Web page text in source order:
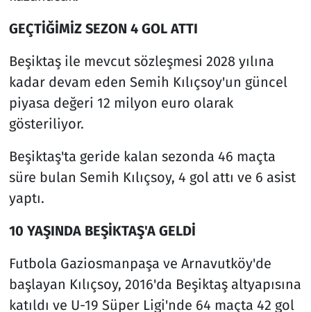
GEÇTİĞİMİZ SEZON 4 GOL ATTI
Beşiktaş ile mevcut sözleşmesi 2028 yılına
kadar devam eden Semih Kılıçsoy'un güncel
piyasa değeri 12 milyon euro olarak
gösteriliyor.
Beşiktaş'ta geride kalan sezonda 46 maçta
süre bulan Semih Kılıçsoy, 4 gol attı ve 6 asist
yaptı.
10 YAŞINDA BEŞİKTAŞ'A GELDİ
Futbola Gaziosmanpaşa ve Arnavutköy'de
başlayan Kılıçsoy, 2016'da Beşiktaş altyapısına
katıldı ve U-19 Süper Ligi'nde 64 maçta 42 gol